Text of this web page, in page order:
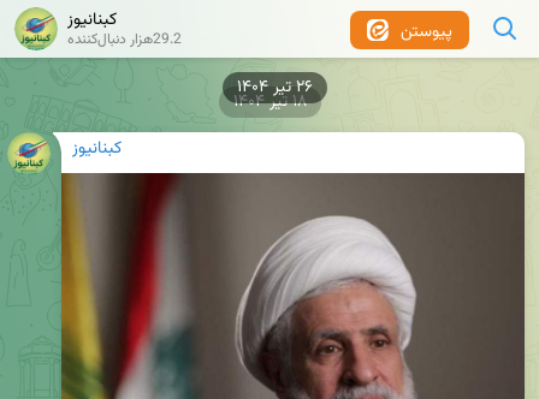
۲۶ تیر ۱۴۰۴
پیوستن کبنانیوز
29.2هزار دنبال‌کننده
کبنانیوز
۱۸ تیر ۱۴۰۴